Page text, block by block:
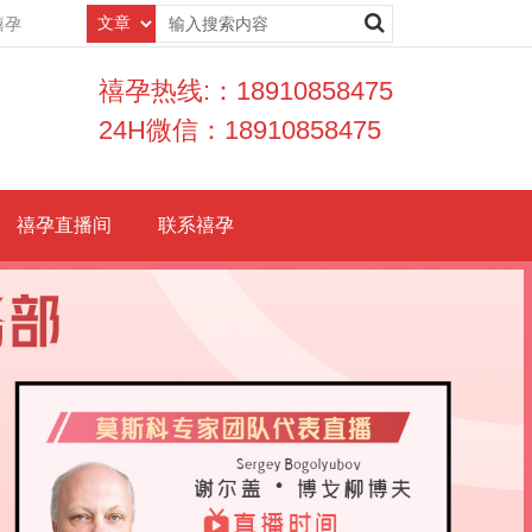
孕
禧孕热线:：18910858475
24H微信：18910858475
禧孕直播间 联系禧孕